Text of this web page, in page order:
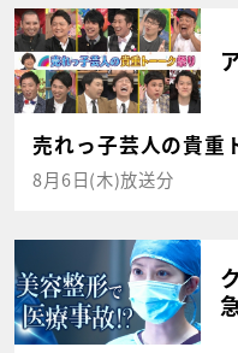
売れっ子芸人の貴重
8月6日(木)放送分